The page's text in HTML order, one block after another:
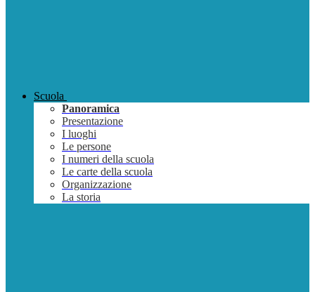
Scuola
Panoramica
Presentazione
I luoghi
Le persone
I numeri della scuola
Le carte della scuola
Organizzazione
La storia